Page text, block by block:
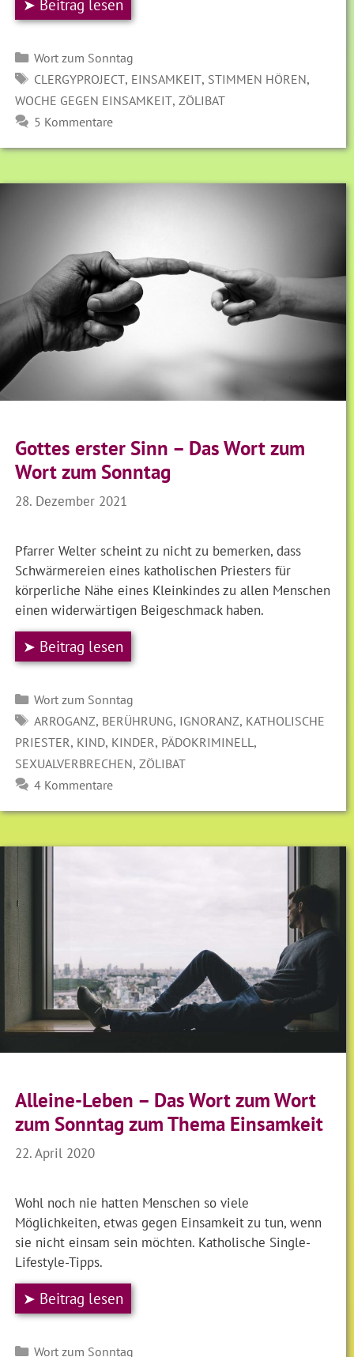
➤ Beitrag lesen
Kategorien
Wort zum Sonntag
SCHLAGWÖRTER
CLERGYPROJECT, EINSAMKEIT, STIMMEN HÖREN,
WOCHE GEGEN EINSAMKEIT,ZÖLIBAT
5 Kommentare
Gottes erster Sinn – Das Wort zum
Wort zum Sonntag
28. Dezember 2021
Pfarrer Welter scheint zu nicht zu bemerken, dass
Schwärmereien eines katholischen Priesters für
körperliche Nähe eines Kleinkindes zu allen Menschen
einen widerwärtigen Beigeschmack haben.
➤ Beitrag lesen
Kategorien
Wort zum Sonntag
SCHLAGWÖRTER
ARROGANZ, BERÜHRUNG, IGNORANZ, KATHOLISCHE
PRIESTER, KIND, KINDER, PÄDOKRIMINELL ,
SEXUALVERBRECHEN,ZÖLIBAT
4 Kommentare
Alleine-Leben – Das Wort zum Wort
zum Sonntag zum Thema Einsamkeit
22. April 2020
Wohl noch nie hatten Menschen so viele
Möglichkeiten, etwas gegen Einsamkeit zu tun, wenn
sie nicht einsam sein möchten. Katholische Single-
Lifestyle-Tipps.
➤ Beitrag lesen
Kategorien
Wort zum Sonntag